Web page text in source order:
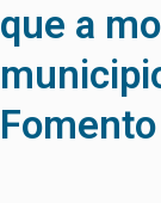
que a
Fomento